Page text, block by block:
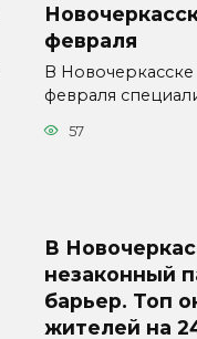
февраля
В
февраля
57
В
незаконный
барьер. Топ
жителей на